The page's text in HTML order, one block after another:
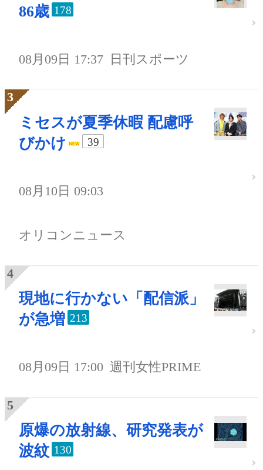
86歳 178
08月09日 17:37 日刊スポーツ
ミセスが夏季休暇 配慮呼
びかけ
39
08月10日 09:03
オリコンニュース
現地に行かない「配信派」
が急増 213
08月09日 17:00 週刊女性PRIME
原爆の放射線、研究発表が
波紋 130